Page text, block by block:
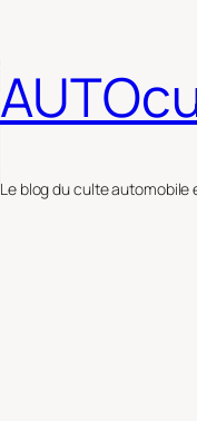
Le blog du culte